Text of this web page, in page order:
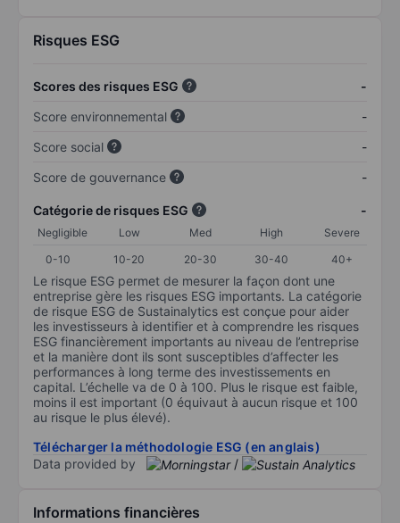
Risques ESG
Scores des risques ESG
-
Score environnemental
-
Score social
-
Score de gouvernance
-
Catégorie de risques ESG -
Negligible Low Med High
Severe
0-10
10-20 20-30 30-40 40+
Le risque ESG permet de mesurer la façon dont une
entreprise gère les risques ESG importants. La catégorie
de risque ESG de Sustainalytics est conçue pour aider
les investisseurs à identifier et à comprendre les risques
ESG financièrement importants au niveau de l’entreprise
et la manière dont ils sont susceptibles d’affecter les
performances à long terme des investissements en
capital. L’échelle va de 0 à 100. Plus le risque est faible,
moins il est important (0 équivaut à aucun risque et 100
au risque le plus élevé).
Télécharger la méthodologie ESG (en anglais)
Data provided by
/
Informations financières